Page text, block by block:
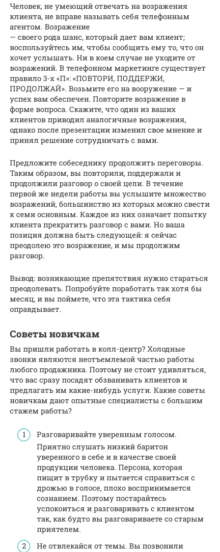
Человек, не умеющий отвечать на возражения
клиента, не вправе называть себя телефонным
агентом. Возражение
— своего рода шанс, который дает вам клиент;
воспользуйтесь им, чтобы сообщить ему то, что он
хочет услышать. Ни в коем случае не уходите от
возражений. В телефонном маркетинге существует
правило 3-х «П»: «ПОВТОРИ, ПОДДЕРЖИ,
ПРОДОЛЖАЙ». Возьмите его на вооружение — и
успех вам обеспечен. Повторите возражение в
форме вопроса. Скажите, что один из ваших
клиентов приводил аналогичные возражения,
однако после презентации изменил свое мнение и
принял решение сотрудничать с вами.
Предложите собеседнику продолжить переговоры.
Таким образом, вы повторили, поддержали и
продолжили разговор о своей цели. В течение
первой же недели работы вы услышите множество
возражений, большинство из которых можно свести
к семи основным. Каждое из них означает попытку
клиента прекратить разговор с вами. Но ваша
позиция должна быть следующей: я сейчас
преодолею это возражение, и мы продолжим
разговор.
Вывод: возникающие препятствия нужно стараться
преодолевать. Попробуйте поработать так хотя бы
месяц, и вы поймете, что эта тактика себя
оправдывает.
Советы новичкам
Вы пришли работать в колл-центр? Холодные
звонки являются неотъемлемой частью работы
любого продажника. Поэтому не стоит удивляться,
что вас сразу посадят обзванивать клиентов и
предлагать им какие-нибудь услуги. Какие советы
новичкам дают опытные специалисты с большим
стажем работы?
Разговаривайте уверенным голосом.
Приятно слушать низкий баритон
уверенного в себе и в качестве своей
продукции человека. Персона, которая
пищит в трубку и пытается справиться с
дрожью в голосе, плохо воспринимается
сознанием. Поэтому постарайтесь
успокоиться и разговаривать с клиентом
так, как будто вы разговариваете со старым
приятелем.
Не отвлекайся от темы. Вы позвонили